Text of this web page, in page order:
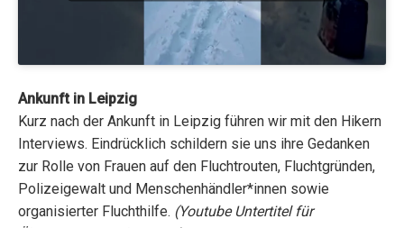
Ankunft in Leipzig
Kurz nach der Ankunft in Leipzig führen wir mit den Hikern
Interviews. Eindrücklich schildern sie uns ihre Gedanken
zur Rolle von Frauen auf den Fluchtrouten, Fluchtgründen,
Polizeigewalt und Menschenhändler*innen sowie
organisierter Fluchthilfe. (Youtube Untertitel für